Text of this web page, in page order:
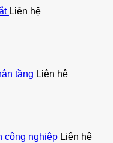
Liên hệ
tầng Liên hệ
công nghiệp Liên hệ